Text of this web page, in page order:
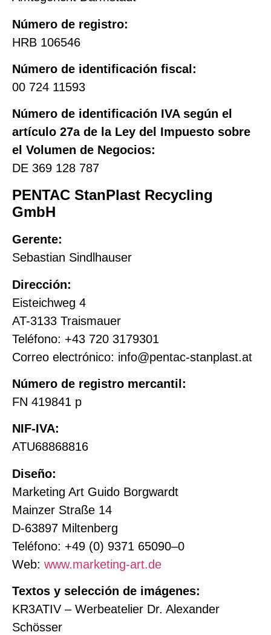
Número de registro:
HRB 106546
Número de identificación fiscal:
00 724 11593
Número de identificación IVA según el
artículo 27a de la Ley del Impuesto sobre
el Volumen de Negocios:
DE 369 128 787
PENTAC StanPlast Recycling
GmbH
Gerente:
Sebastian Sindlhauser
Dirección:
Eisteichweg 4
AT-3133 Traismauer
Teléfono: +43 720 3179301
Correo electrónico: info@pentac-stanplast.at
Número de registro mercantil:
FN 419841 p
NIF-IVA:
ATU68868816
Diseño:
Marketing Art Guido Borgwardt
Mainzer Straße 14
D-63897 Miltenberg
Teléfono: +49 (0) 9371 65090–0
Web: www.marketing-art.de
Textos y selección de imágenes:
KR3ATIV – Werbeatelier Dr. Alexander
Schösser